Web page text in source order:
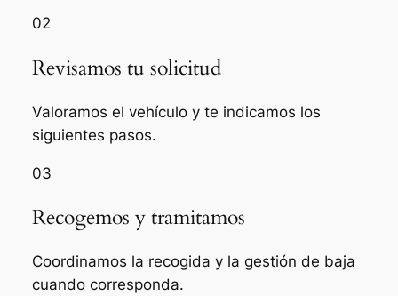
02
Revisamos tu solicitud
Valoramos el vehículo y te indicamos los
siguientes pasos.
03
Recogemos y tramitamos
Coordinamos la recogida y la gestión de baja
cuando corresponda.